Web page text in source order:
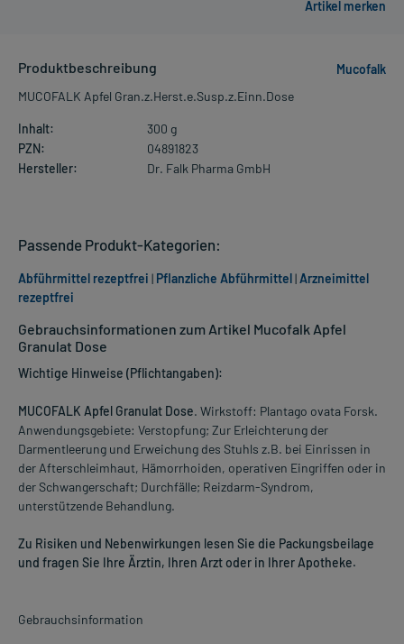
Produktbeschreibung
Mucofalk
MUCOFALK Apfel Gran.z.Herst.e.Susp.z.Einn.Dose
Inhalt:
300 g
PZN:
04891823
Hersteller:
Dr. Falk Pharma GmbH
Gebrauchsinformationen zum Artikel Mucofalk Apfel
Granulat Dose
Wichtige Hinweise (Pflichtangaben):
MUCOFALK Apfel Granulat Dose. Wirkstoff: Plantago ovata Forsk.
Anwendungsgebiete: Verstopfung; Zur Erleichterung der
Darmentleerung und Erweichung des Stuhls z.B. bei Einrissen in
der Afterschleimhaut, Hämorrhoiden, operativen Eingriffen oder in
der Schwangerschaft; Durchfälle; Reizdarm-Syndrom,
unterstützende Behandlung.
Zu Risiken und Nebenwirkungen lesen Sie die Packungsbeilage
und fragen Sie Ihre Ärztin, Ihren Arzt oder in Ihrer Apotheke.
Gebrauchsinformation
Passende Produkt-Kategorien:
Abführmittel rezeptfrei | Pflanzliche Abführmittel|Arzneimittel
rezeptfrei